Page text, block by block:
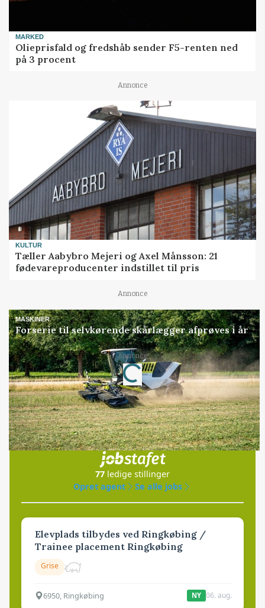
MARKED
Olieprisfald og fredshåb sender F5-renten ned
på 3 procent
Annonce
KULTUR
Tæller Aabybro Mejeri og Axel Månsson: 21
fødevareproducenter indstillet til pris
Annonce
MASKINER
Forserie til selvkørende skårlægger afprøves i år
Annonce
Loading...
Jobs
i samarbejde med
77 ledige stillinger
Opret agent
Se alle jobs
Elevplads tilbydes ved Ringkøbing /
Trainee placement Ringkøbing
Grise
6950, Ringkøbing NY 06. aug.